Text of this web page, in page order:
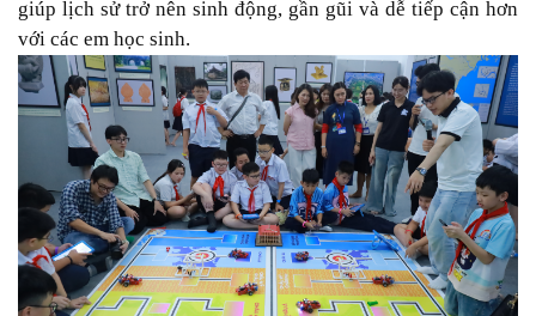
giúp lịch sử trở nên sinh động, gần gũi và dễ tiếp cận hơn
với các em học sinh.